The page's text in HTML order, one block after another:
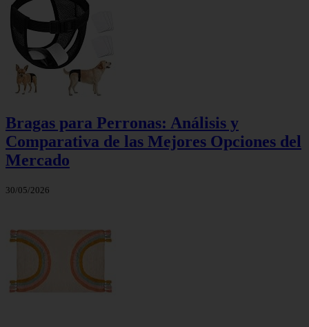
Bragas para Perronas: Análisis y
Comparativa de las Mejores Opciones del
Mercado
30/05/2026